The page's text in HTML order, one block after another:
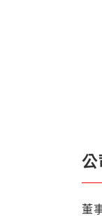
公
董